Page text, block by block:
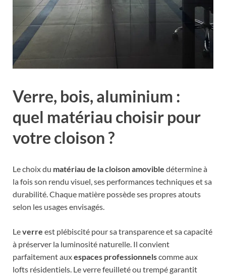
Verre, bois, aluminium :
quel matériau choisir pour
votre cloison ?
Le choix du matériau de la cloison amovible détermine à
la fois son rendu visuel, ses performances techniques et sa
durabilité. Chaque matière possède ses propres atouts
selon les usages envisagés.
Leverre est plébiscité pour sa transparence et sa capacité
à préserver la luminosité naturelle. Il convient
parfaitement auxespaces professionnelscomme aux
lofts résidentiels. Le verre feuilleté ou trempé garantit